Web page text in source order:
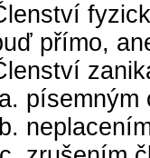
přímo,
písemným